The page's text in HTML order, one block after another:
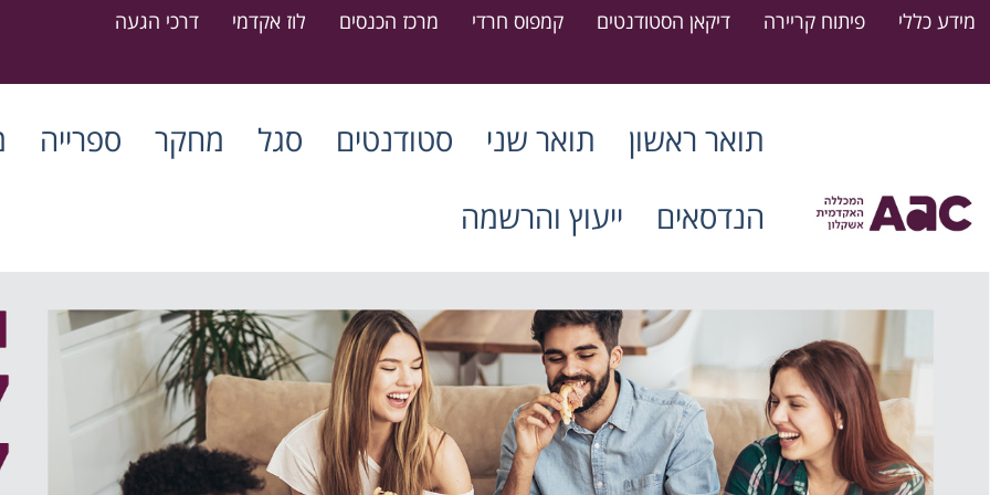
מידע כללי פיתוח קריירה דיקאן הסטודנטים קמפוס חרדי מרכז הכנסים לוז אקדמי דרכי הגעה
תואר ראשון תואר שני סטודנטים סגל מחקר ספרייה
הנדסאים
ייעוץ והרשמה
15.07.2026
קרא עוד
ההרשמה למעונות המכללה לשנת
הלימודים הקרובה (תשפ"ז) נפתחה